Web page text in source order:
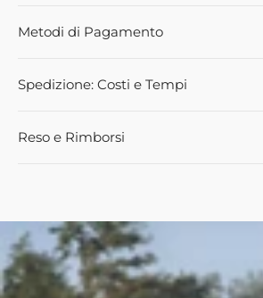
Metodi di Pagamento
Spedizione: Costi e Tempi
Reso e Rimborsi